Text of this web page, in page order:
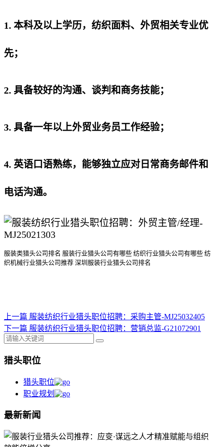
1. 本科及以上学历，纺织面料、外贸相关专业优
先；
2. 具备较好的沟通、谈判和商务技能；
3. 具备一年以上外贸业务员工作经验；
4. 英语口语熟练，能够独立应对日常商务邮件和
电话沟通。
服装类猎头公司排名 服装行业猎头公司有哪些 纺织行业猎头公司有哪些 纺
织机械行业猎头公司推荐 深圳服装行业猎头公司排名
上一篇 服装纺织行业猎头职位招聘：采购主管-MJ25032405
下一篇 服装纺织行业猎头职位招聘：营销总监-G21072901
猎头职位
猎头职位
职业规划
最新新闻